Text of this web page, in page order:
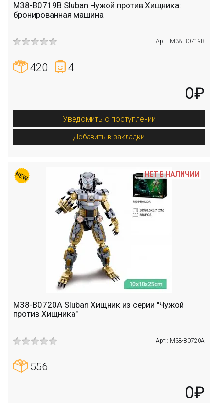
M38-B0719B Sluban Чужой против Хищника:
бронированная машина
Арт.: M38-B0719B
420 4
0₽
Уведомить о поступлении
Добавить в закладки
M38-B0720A Sluban Хищник из серии "Чужой
против Хищника"
Арт.: M38-B0720A
556
0₽
НЕТ В НАЛИЧИИ